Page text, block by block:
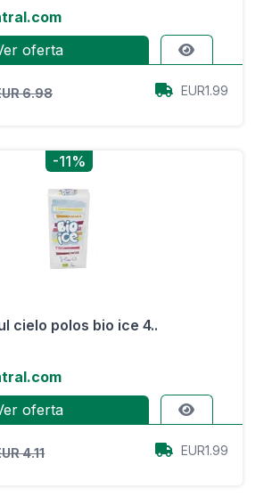
oferta
6.98 EUR1.99
-11%
cielo polos bio ice 4..
oferta
4.11 EUR1.99